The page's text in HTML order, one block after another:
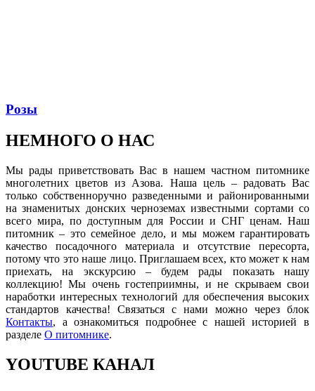
Розы
НЕМНОГО О НАС
Мы рады приветствовать Вас в нашем частном питомнике
многолетних цветов из Азова. Наша цель – радовать Вас
только собственноручно разведенными и районированными
на знаменитых донских черноземах известными сортами со
всего мира, по доступным для России и СНГ ценам. Наш
питомник – это семейное дело, и мы можем гарантировать
качество посадочного материала и отсутствие пересорта,
потому что это наше лицо. Приглашаем всех, кто может к нам
приехать, на экскурсию – будем рады показать нашу
коллекцию! Мы очень гостеприимны, и не скрываем свои
наработки интересных технологий для обеспечения высоких
стандартов качества! Связаться с нами можно через блок
Контакты, а ознакомиться подробнее с нашей историей в
разделе О питомнике.
YOUTUBE КАНАЛ